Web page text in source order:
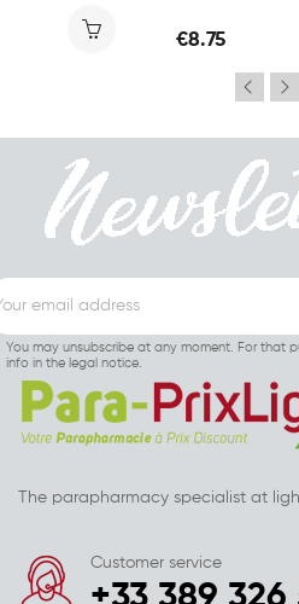
€8.75
You may unsubscribe at any moment. For that
info in the legal notice.
The parapharmacy specialist at
Customer service